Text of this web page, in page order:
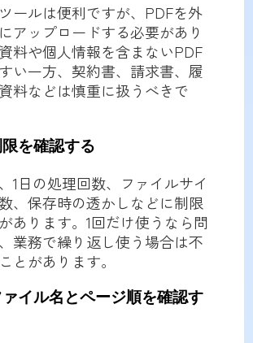
ールは便利ですが、PDFを外
アップロードする必要があり
料や個人情報を含まないPDF
い一方、契約書、請求書、履
料などは慎重に扱うべきで
を確認する
1日の処理回数、ファイルサイ
、保存時の透かしなどに制限
あります。1回だけ使うなら問
業務で繰り返し使う場合は不
とがあります。
イル名とページ順を確認す